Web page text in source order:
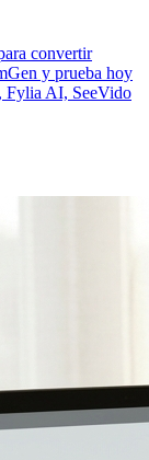
convertir
y prueba hoy
Fylia AI, SeeVido